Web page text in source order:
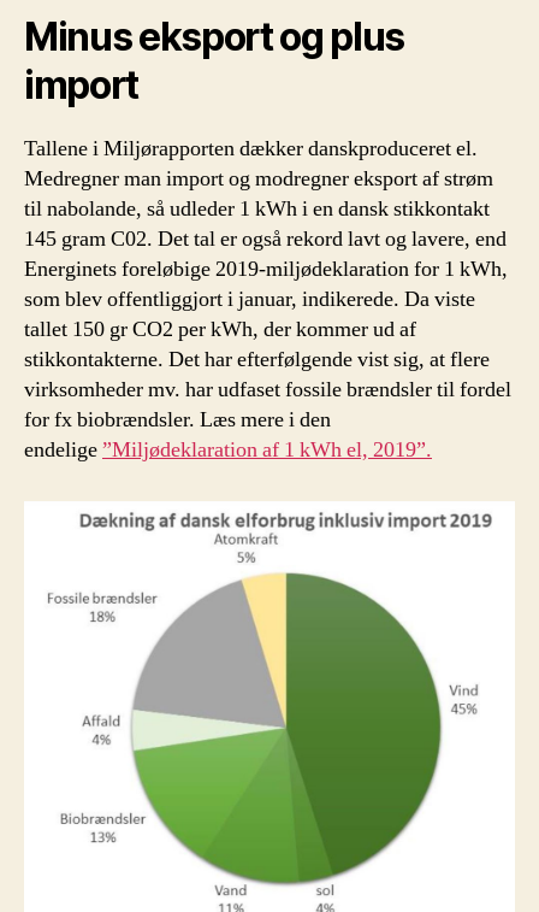
Minus eksport og plus
import
Tallene i Miljørapporten dækker danskproduceret el.
Medregner man import og modregner eksport af strøm
til nabolande, så udleder 1 kWh i en dansk stikkontakt
145 gram C02. Det tal er også rekord lavt og lavere, end
Energinets foreløbige 2019-miljødeklaration for 1 kWh,
som blev offentliggjort i januar, indikerede. Da viste
tallet 150 gr CO2 per kWh, der kommer ud af
stikkontakterne. Det har efterfølgende vist sig, at flere
virksomheder mv. har udfaset fossile brændsler til fordel
for fx biobrændsler. Læs mere i den
endelige”Miljødeklaration af 1 kWh el, 2019”.